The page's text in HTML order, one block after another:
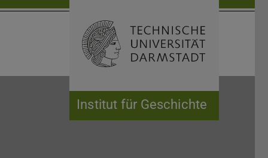
Institut für Geschichte
Suche öffnen